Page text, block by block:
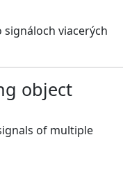
viacerých
object
of multiple